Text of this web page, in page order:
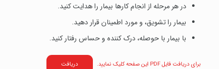
در هر مرحله از انجام کارها بیمار را هدایت کنید.
بیمار را تشویق، و مورد اطمینان قرار دهید.
با بیمار با حوصله، درک کننده و حساس رفتار کنید.
برای دریافت فایل PDF این صفحه کلیک نمایید. دریافت